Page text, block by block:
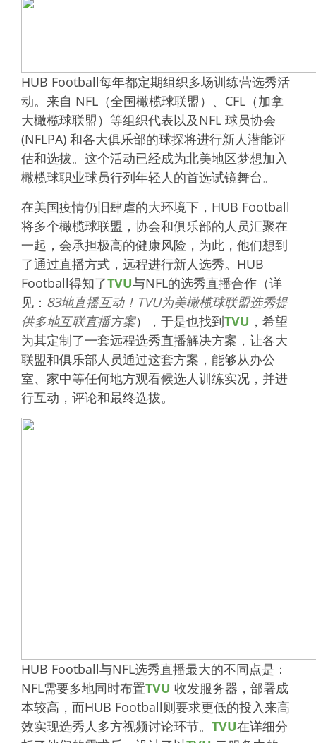
HUB Football每年都定期组织多场训练营选秀活
动。来自 NFL（全国橄榄球联盟）、CFL（加拿
大橄榄球联盟）等组织代表以及NFL 球员协会
(NFLPA) 和各大俱乐部的球探将进行新人潜能评
估和选拔。这个活动已经成为北美地区梦想加入
橄榄球职业球员行列年轻人的首选试镜舞台。
在美国疫情仍旧肆虐的大环境下，HUB Football
将多个橄榄球联盟，协会和俱乐部的人员汇聚在
一起，会承担极高的健康风险，为此，他们想到
了通过直播方式，远程进行新人选秀。HUB
Football得知了TVU与NFL的选秀直播合作（详
见： 83地直播互动！TVU为美橄榄球联盟选秀提
供多地互联直播方案），于是也找到TVU ，希望
为其定制了一套远程选秀直播解决方案，让各大
联盟和俱乐部人员通过这套方案，能够从办公
室、家中等任何地方观看候选人训练实况，并进
行互动，评论和最终选拔。
HUB Football与NFL选秀直播最大的不同点是：
NFL需要多地同时布置TVU 收发服务器，部署成
本较高，而HUB Football则要求更低的投入来高
效实现选秀人多方视频讨论环节。 TVU在详细分